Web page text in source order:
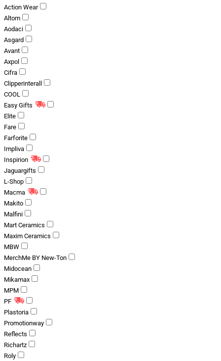
Action Wear
Altom
Aodaci
Asgard
Avant
Axpol
Cifra
Clipperinterall
COOL
Easy Gifts
Elite
Fare
Farforite
Impliva
Inspirion
Jaguargifts
L-Shop
Macma
Makito
Malfini
Mart Ceramics
Maxim Ceramics
MBW
MerchMe BY New-Ton
Midocean
Mikamax
MPM
PF
Plastoria
Promotionway
Reflects
Richartz
Roly